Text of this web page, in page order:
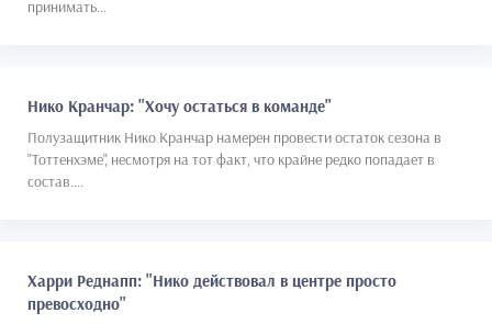
принимать...
Нико Кранчар: "Хочу остаться в команде"
Полузащитник Нико Кранчар намерен провести остаток сезона в
"Тоттенхэме", несмотря на тот факт, что крайне редко попадает в
состав....
Харри Реднапп: "Нико действовал в центре просто
превосходно"